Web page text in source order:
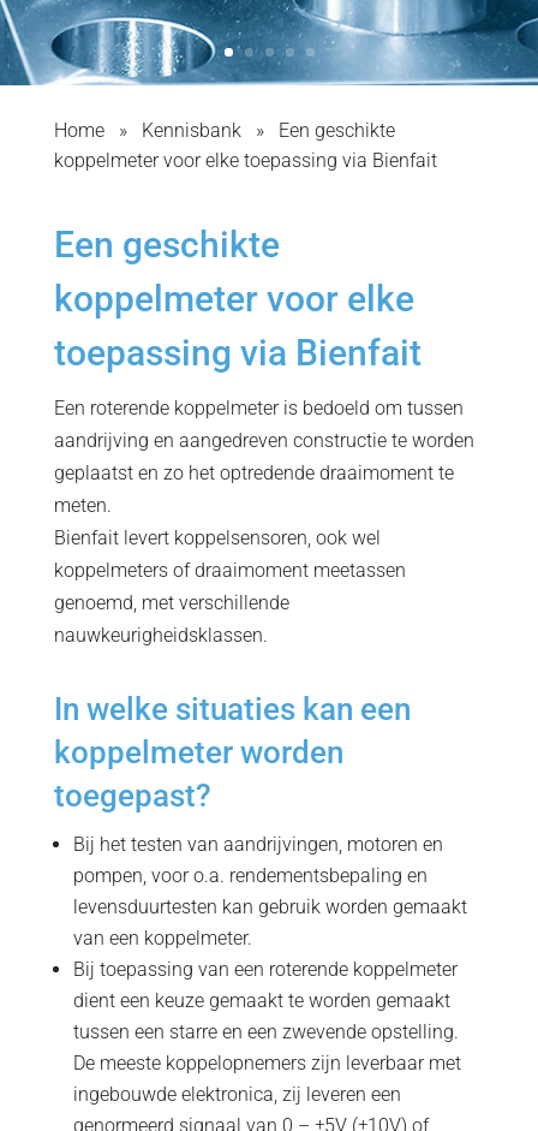
Home» Kennisbank» Een geschikte
koppelmeter voor elke toepassing via Bienfait
Een geschikte
koppelmeter voor elke
toepassing via Bienfait
Een roterende koppelmeter is bedoeld om tussen
aandrijving en aangedreven constructie te worden
geplaatst en zo het optredende draaimoment te
meten.
Bienfait levert koppelsensoren, ook wel
koppelmeters of draaimoment meetassen
genoemd, met verschillende
nauwkeurigheidsklassen.
In welke situaties kan een
koppelmeter worden
toegepast?
Bij het testen van aandrijvingen, motoren en
pompen, voor o.a. rendementsbepaling en
levensduurtesten kan gebruik worden gemaakt
van een koppelmeter.
Bij toepassing van een roterende koppelmeter
dient een keuze gemaakt te worden gemaakt
tussen een starre en een zwevende opstelling.
De meeste koppelopnemers zijn leverbaar met
ingebouwde elektronica, zij leveren een
genormeerd signaal van 0 – ±5V (±10V) of